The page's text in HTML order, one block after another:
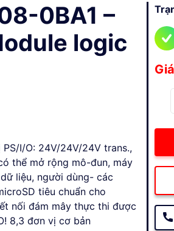
0BA1 –
logic
I/O: 24V/24V/24V trans.,
thể mở rộng mô-đun, máy
liệu, người dùng- các
tiêu chuẩn cho
nối đám mây thực thi được
8,3 đơn vị cơ bản